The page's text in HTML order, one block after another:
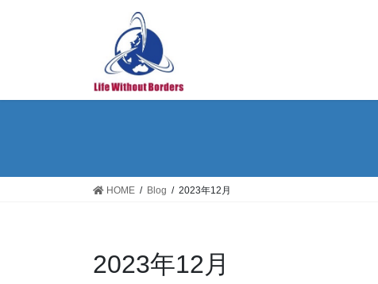
へ
プ
ョ
動
HOME Blog 2023年12月
2023年12月